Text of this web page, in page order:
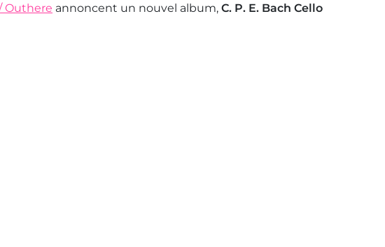
Outhere annoncent un nouvel album, C. P. E. Bach Cello